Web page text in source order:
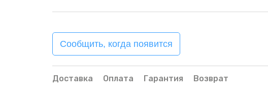
Сообщить, когда появится
Доставка Оплата Гарантия Возврат